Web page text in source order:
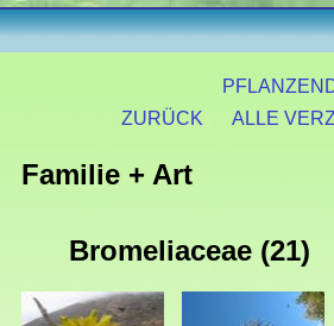
ZURÜCK
ALLE
Familie + Art
Bromeliaceae (21)